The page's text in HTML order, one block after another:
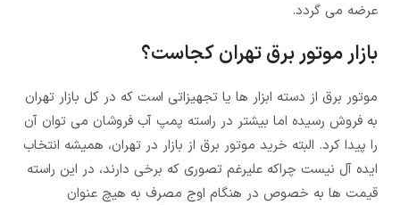
عرضه می گردد.
بازار موتور برق تهران کجاست؟
موتور برق از دسته ابزار ها یا تجهیزاتی است که در کل بازار تهران
به فروش رسیده اما بیشتر در راسته پمپ آب فروشان می توان آن
را پیدا کرد. البته خرید موتور برق از بازار در تهران، همیشه انتخاب
ایده آل نیست چراکه علیرغم تصوری که برخی دارند، در این راسته
قیمت ها به خصوص در هنگام اوج مصرف به هیچ عنوان